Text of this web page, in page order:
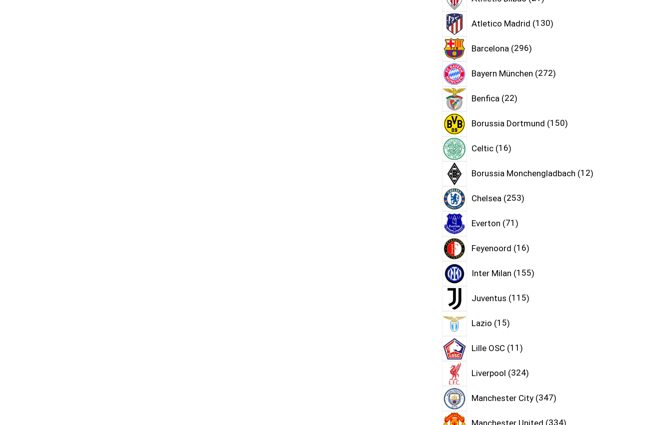
Atletico Madrid 130
Barcelona 296
Bayern München 272
Benfica 22
Borussia Dortmund 150
Celtic 16
Borussia Monchengladbach 12
Chelsea 253
Everton 71
Feyenoord 16
Inter Milan 155
Juventus 115
Lazio 15
Lille OSC 11
Liverpool 324
Manchester City 347
Manchester United 334